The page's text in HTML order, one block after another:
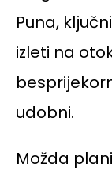
Puna,
izleti na
udobni.
Možda